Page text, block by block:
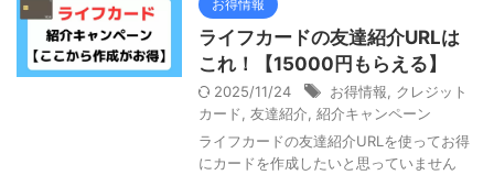
お得情報
ライフカードの友達紹介URLは
これ！【15000円もらえる】
2025/11/24 お得情報
クレジット
カード
友達紹介 紹介キャンペーン
ライフカードの友達紹介URLを使ってお得
にカードを作成したいと思っていません